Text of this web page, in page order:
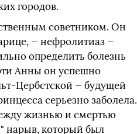
городов.
советником. Он
— нефролитиаз —
определить болезнь
Анны он успешно
Цербстской — будущей
серьезно заболела.
жизнью и смертью
" нарыв, который был